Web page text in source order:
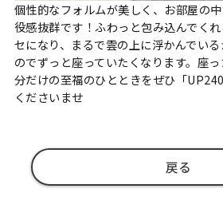
個性的なフォルムが美しく、お部屋の
役感抜群です！ふわっと包み込んでく
セになり、まるで雲の上に浮かんでい
のでずっと座っていたくなります。座
分だけの至福のひとときをぜひ「
くださいませ
戻る